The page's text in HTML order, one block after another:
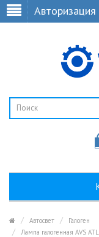
Авторизация
Автосвет
Галоген
Лампа галогенная AVS